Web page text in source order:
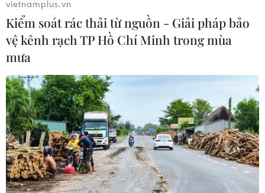
Cứu sống bệnh nhân người Singapore bị
nhồi máu cơ tim cấp
23/08/2019 09:03
Ông Tan Pohck, 66 tuổi, đang trong chuyến du lịch đến
Việt Nam và đột ngột bị lên cơn nhồi máu cơ tim, rất
may được các bác sỹ Việt Nam cứu chữa kịp thời.
vietnamplus.vn
Kiểm soát rác thải từ nguồn - Giải pháp bảo
vệ kênh rạch TP Hồ Chí Minh trong mùa
mưa